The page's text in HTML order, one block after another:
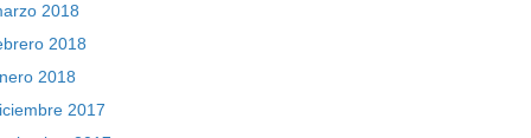
2018
2018
2018
2017